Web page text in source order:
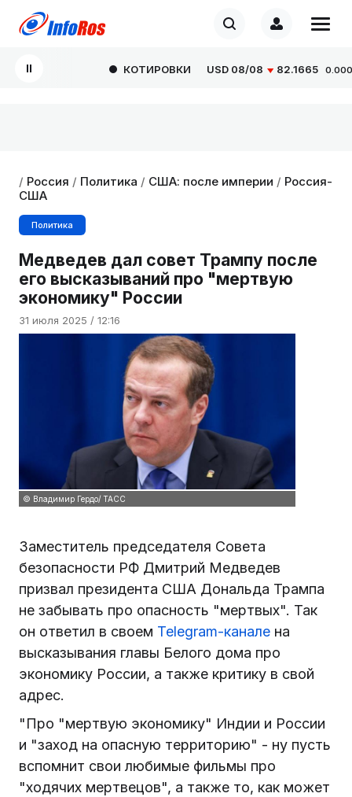
КОТИРОВКИ USD08/08 82.1665 0.0000
/ Россия / Политика / США: после империи / Россия-
США
Политика
Медведев дал совет Трампу после
его высказываний про "мертвую
экономику" России
31 июля 2025 / 12:16
© Владимир Гердо/ ТАСС
Заместитель председателя Совета
безопасности РФ Дмитрий Медведев
призвал президента США Дональда Трампа
не забывать про опасность "мертвых". Так
он ответил в своем Telegram-канале на
высказывания главы Белого дома про
экономику России, а также критику в свой
адрес.
"Про "мертвую экономику" Индии и России
и "заход на опасную территорию" - ну пусть
вспомнит свои любимые фильмы про
"ходячих мертвецов", а также то, как может